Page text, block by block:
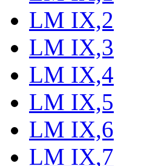
LM IX,2
LM IX,3
LM IX,4
LM IX,5
LM IX,6
LM IX,7